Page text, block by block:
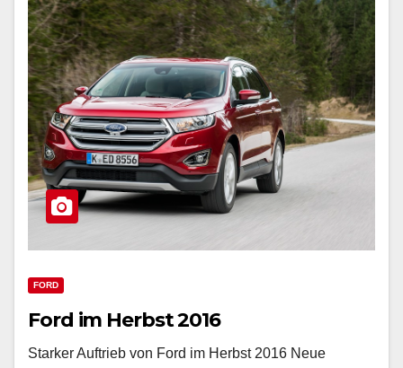
FORD
Ford im Herbst 2016
Starker Auftrieb von Ford im Herbst 2016 Neue